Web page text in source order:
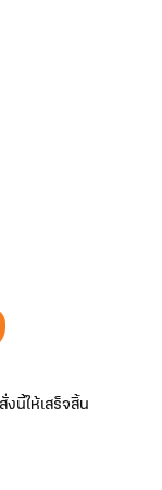
นี้ให้เสร็จสิ้น